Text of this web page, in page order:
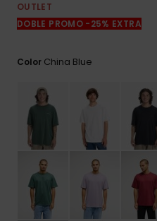
contacto.
OUTLET
DOBLE PROMO -25% EXTRA
Color China Blue